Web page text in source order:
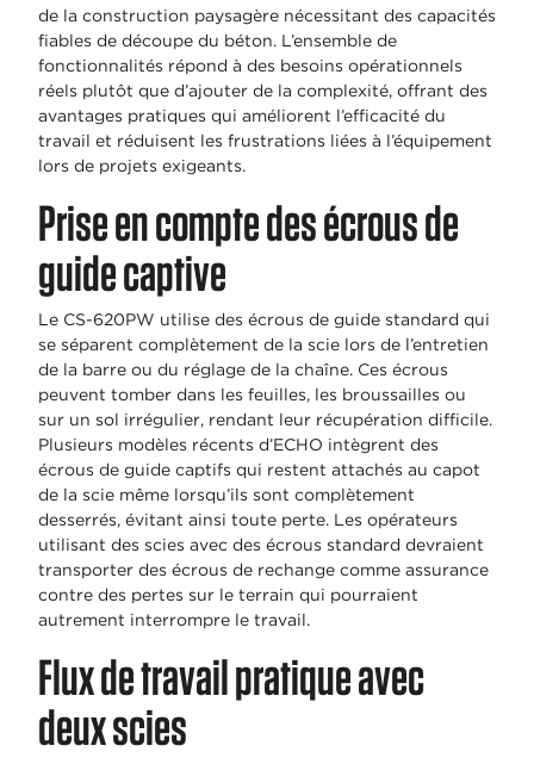
de la construction paysagère nécessitant des capacités
fiables de découpe du béton. L’ensemble de
fonctionnalités répond à des besoins opérationnels
réels plutôt que d’ajouter de la complexité, offrant des
avantages pratiques qui améliorent l’efficacité du
travail et réduisent les frustrations liées à l’équipement
lors de projets exigeants.
Prise en compte des écrous de
guide captive
Le CS-620PW utilise des écrous de guide standard qui
se séparent complètement de la scie lors de l’entretien
de la barre ou du réglage de la chaîne. Ces écrous
peuvent tomber dans les feuilles, les broussailles ou
sur un sol irrégulier, rendant leur récupération difficile.
Plusieurs modèles récents d’ECHO intègrent des
écrous de guide captifs qui restent attachés au capot
de la scie même lorsqu’ils sont complètement
desserrés, évitant ainsi toute perte. Les opérateurs
utilisant des scies avec des écrous standard devraient
transporter des écrous de rechange comme assurance
contre des pertes sur le terrain qui pourraient
autrement interrompre le travail.
Flux de travail pratique avec
deux scies